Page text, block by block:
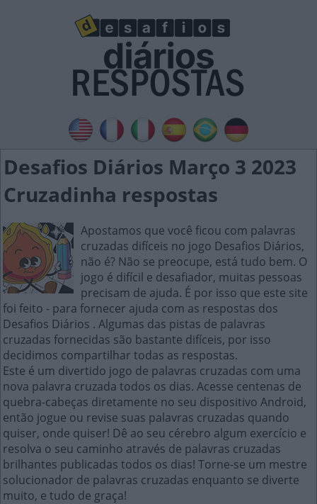
Desafios Diários Março 3 2023
Cruzadinha respostas
Apostamos que você ficou com palavras
cruzadas difíceis no jogo Desafios Diários,
não é? Não se preocupe, está tudo bem. O
jogo é difícil e desafiador, muitas pessoas
precisam de ajuda. É por isso que este site
foi feito - para fornecer ajuda com as respostas dos
Desafios Diários . Algumas das pistas de palavras
cruzadas fornecidas são bastante difíceis, por isso
decidimos compartilhar todas as respostas.
Este é um divertido jogo de palavras cruzadas com uma
nova palavra cruzada todos os dias. Acesse centenas de
quebra-cabeças diretamente no seu dispositivo Android,
então jogue ou revise suas palavras cruzadas quando
quiser, onde quiser! Dê ao seu cérebro algum exercício e
resolva o seu caminho através de palavras cruzadas
brilhantes publicadas todos os dias! Torne-se um mestre
solucionador de palavras cruzadas enquanto se diverte
muito, e tudo de graça!